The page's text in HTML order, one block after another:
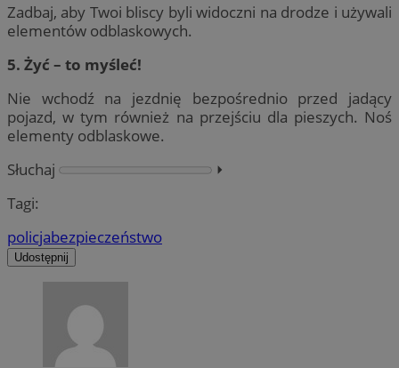
Zadbaj, aby Twoi bliscy byli widoczni na drodze i używali
elementów odblaskowych.
5. Żyć – to myśleć!
Nie wchodź na jezdnię bezpośrednio przed jadący
pojazd, w tym również na przejściu dla pieszych. Noś
elementy odblaskowe.
Słuchaj
⏵︎
Tagi:
policjabezpieczeństwo
Udostępnij